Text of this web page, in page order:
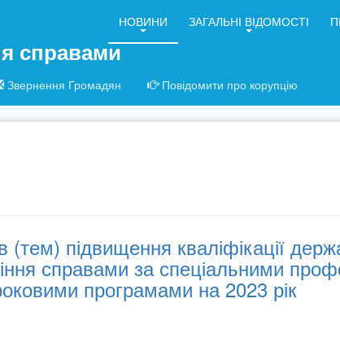
справами
Звернення Громадян Повідомити про корупцію
НОВИНИ ЗАГАЛЬНІ ВІДОМОСТІ
підвищення кваліфікації
справами за спеціальними
програмами на 2023 рік